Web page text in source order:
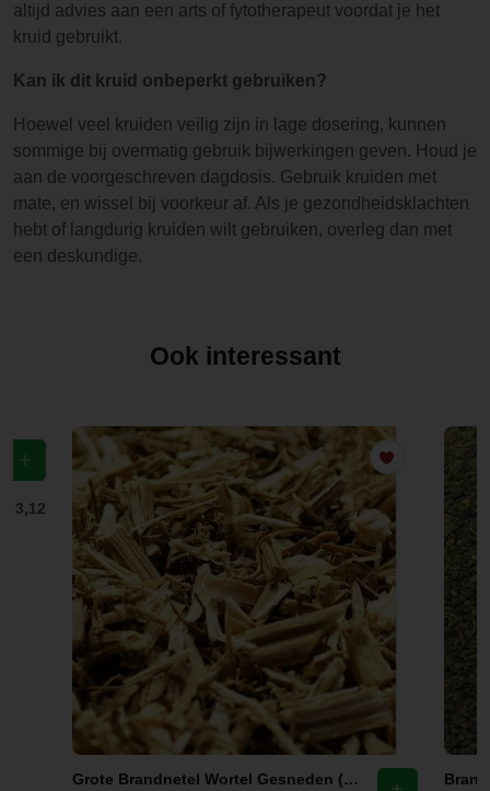
altijd advies aan een arts of fytotherapeut voordat je het
kruid gebruikt.
Kan ik dit kruid onbeperkt gebruiken?
Hoewel veel kruiden veilig zijn in lage dosering, kunnen
sommige bij overmatig gebruik bijwerkingen geven. Houd je
aan de voorgeschreven dagdosis. Gebruik kruiden met
mate, en wissel bij voorkeur af. Als je gezondheidsklachten
hebt of langdurig kruiden wilt gebruiken, overleg dan met
een deskundige.
Ook interessant
€ 3,12
Grote Brandnetel Wortel Gesneden (Urtica dioica)